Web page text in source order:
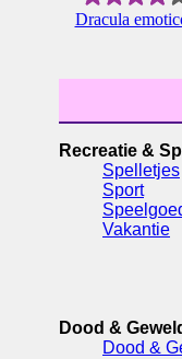
Dracula
Recreatie &
Spelletjes
Sport
Vakantie
Dood &
Dood &